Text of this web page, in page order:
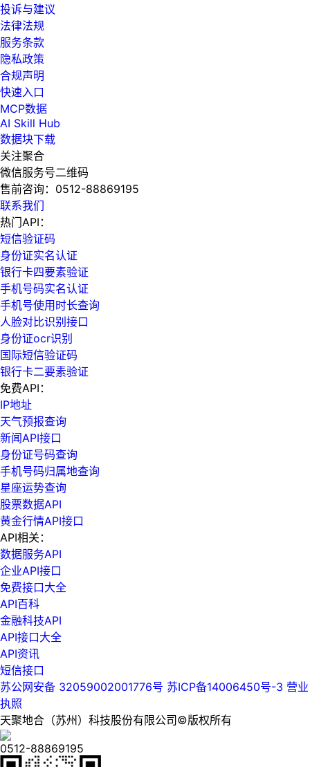
投诉与建议
法律法规
服务条款
隐私政策
合规声明
快速入口
MCP数据
AI Skill Hub
数据块下载
关注聚合
微信服务号二维码
售前咨询： 0512-88869195
联系我们
热门API：
短信验证码
身份证实名认证
银行卡四要素验证
手机号码实名认证
手机号使用时长查询
人脸对比识别接口
身份证ocr识别
国际短信验证码
银行卡二要素验证
免费API：
IP地址
天气预报查询
新闻API接口
身份证号码查询
手机号码归属地查询
星座运势查询
股票数据API
黄金行情API接口
API相关：
数据服务API
企业API接口
免费接口大全
API百科
金融科技API
API接口大全
API资讯
短信接口
苏公网安备 32059002001776号 苏ICP备14006450号-3 营业
执照
天聚地合（苏州）科技股份有限公司©版权所有
0512-88869195